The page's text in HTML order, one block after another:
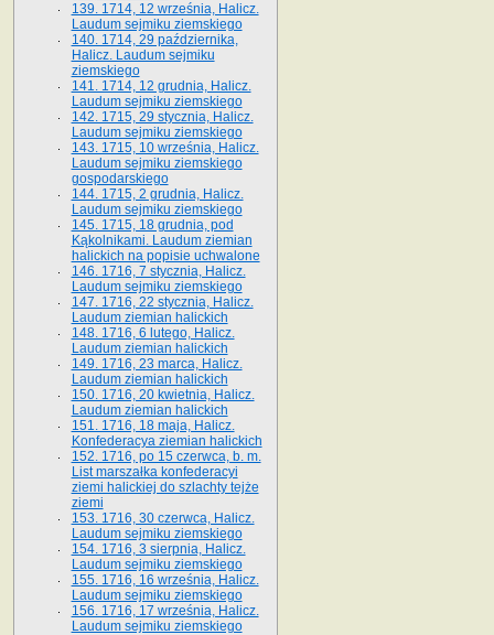
139. 1714, 12 września, Halicz.
Laudum sejmiku ziemskiego
140. 1714, 29 października,
Halicz. Laudum sejmiku
ziemskiego
141. 1714, 12 grudnia, Halicz.
Laudum sejmiku ziemskiego
142. 1715, 29 stycznia, Halicz.
Laudum sejmiku ziemskiego
143. 1715, 10 września, Halicz.
Laudum sejmiku ziemskiego
gospodarskiego
144. 1715, 2 grudnia, Halicz.
Laudum sejmiku ziemskiego
145. 1715, 18 grudnia, pod
Kąkolnikami. Laudum ziemian
halickich na popisie uchwalone
146. 1716, 7 stycznia, Halicz.
Laudum sejmiku ziemskiego
147. 1716, 22 stycznia, Halicz.
Laudum ziemian halickich
148. 1716, 6 lutego, Halicz.
Laudum ziemian halickich
149. 1716, 23 marca, Halicz.
Laudum ziemian halickich
150. 1716, 20 kwietnia, Halicz.
Laudum ziemian halickich
151. 1716, 18 maja, Halicz.
Konfederacya ziemian halickich
152. 1716, po 15 czerwca, b. m.
List marszałka konfederacyi
ziemi halickiej do szlachty tejże
ziemi
153. 1716, 30 czerwca, Halicz.
Laudum sejmiku ziemskiego
154. 1716, 3 sierpnia, Halicz.
Laudum sejmiku ziemskiego
155. 1716, 16 września, Halicz.
Laudum sejmiku ziemskiego
156. 1716, 17 września, Halicz.
Laudum sejmiku ziemskiego